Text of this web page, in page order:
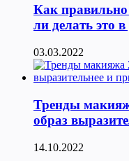
Как
ли делать это
03.03.2022
Тренды
образ
14.10.2022